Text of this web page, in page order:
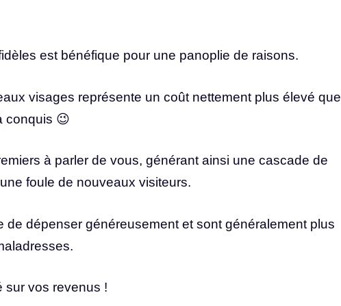
est bénéfique pour une panoplie de raisons.
visages représente un coût nettement plus élevé que
conquis 😉
à parler de vous, générant ainsi une cascade de
foule de nouveaux visiteurs.
de dépenser généreusement et sont généralement plus
sur vos revenus !